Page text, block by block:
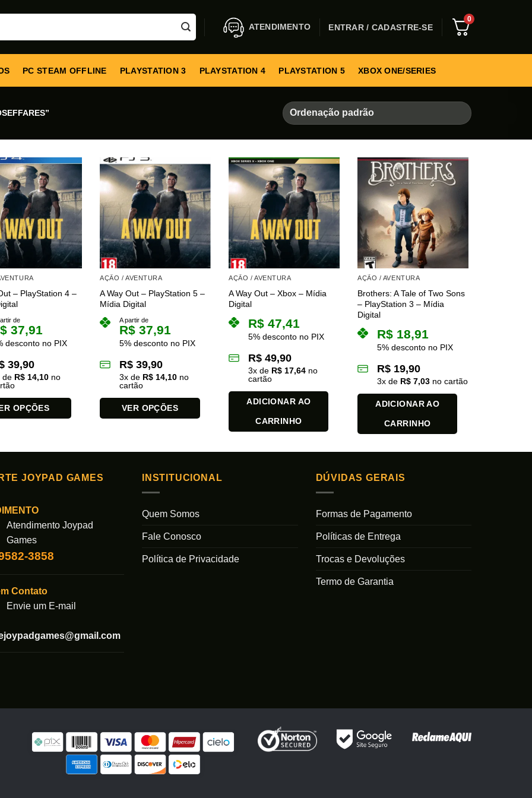
ATENDIMENTO ENTRAR / CADASTRE-SE
0
PC STEAM OFFLINE PLAYSTATION 3 PLAYSTATION 4 PLAYSTATION 5 XBOX ONE/SERIES
– PlayStation 4 –
de
37,91
desconto no PIX
39,90
de R$14,10no
OPÇÕES
AÇÃO / AVENTURA
A Way Out – PlayStation 5 –
Mídia Digital
A partir de
R$ 37,91
5% desconto no PIX
R$ 39,90
3x de R$ 14,10 no
cartão
VER OPÇÕES
tem
variantes.
AÇÃO / AVENTURA
A Way Out – Xbox – Mídia
Digital
R$ 47,41
5% desconto no PIX
R$ 49,90
3x de R$ 17,64 no
cartão
ADICIONAR AO
CARRINHO
AÇÃO / AVENTURA
Brothers: A Tale of Two Sons
– PlayStation 3 – Mídia
Digital
R$ 18,91
5% desconto no PIX
R$ 19,90
3x de R$ 7,03 no cartão
ADICIONAR AO
CARRINHO
JOYPAD GAMES
Atendimento Joypad
Games
3858
Contato
Envie um E-mail
INSTITUCIONAL
Quem Somos
Fale Conosco
Política de Privacidade
DÚVIDAS GERAIS
Formas de Pagamento
Políticas de Entrega
Trocas e Devoluções
Termo de Garantia